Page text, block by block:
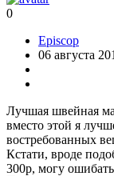
0
Episcop
06 августа
Лучшая швейная
вместо этой я
востребованных
Кстати, вроде
300р, могу